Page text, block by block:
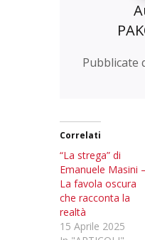
Pubblicate
Correlati
“La strega” di
Emanuele Masini –
La favola oscura
che racconta la
realtà
15 Aprile 2025